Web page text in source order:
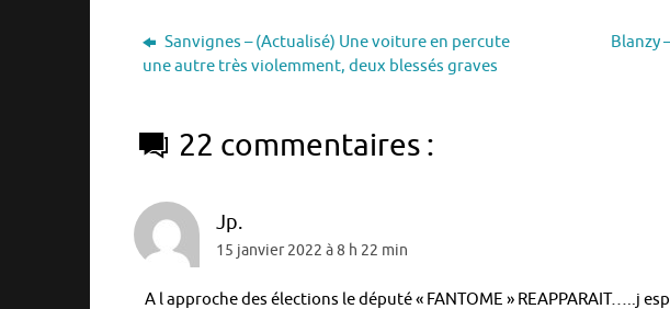
Sanvignes – (Actualisé) Une voiture en percute
une autre très violemment, deux blessés graves
Blanzy
22 commentaires :
Jp.
15 janvier 2022 à 8 h 22 min
A l approche des élections le député « FANTOME » REAPPARAIT…..j